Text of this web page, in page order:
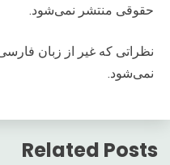
حقوقی منتشر نمی‌شود.
نظراتی که غیر از زبان
نمی‌شود.
Related Posts